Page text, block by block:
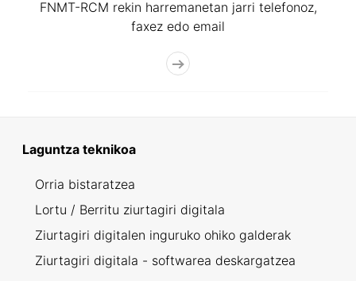
FNMT-RCM rekin harremanetan jarri telefonoz,
faxez edo email
Laguntza teknikoa
Orria bistaratzea
Lortu / Berritu ziurtagiri digitala
Ziurtagiri digitalen inguruko ohiko galderak
Ziurtagiri digitala - softwarea deskargatzea